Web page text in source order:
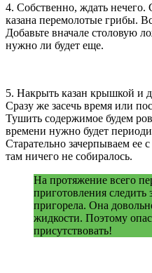
4. Собственно, ждать нечего.
казана перемолотые грибы.
Добавьте вначале столовую
нужно ли будет еще.
5. Накрыть казан крышкой и
Сразу же засечь время или
Тушить содержимое будем
времени нужно будет
Старательно зачерпываем ее
там ничего не собиралось.
На протяжение всего
приготовления следить
пригорела. Она
жидкости. Поэтому
присутствовать!